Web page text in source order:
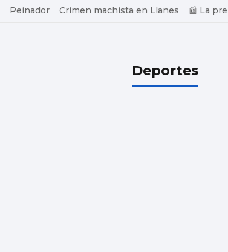
Peinador Crimen machista en Llanes 📰 La
Deportes